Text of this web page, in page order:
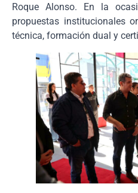
Roque Alonso. En la
propuestas institucionales
técnica, formación dual y